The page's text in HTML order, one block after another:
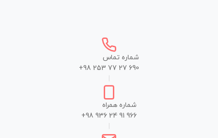
شماره تماس
+98 253 77 27 690
شماره همراه
+98 936 24 91 966